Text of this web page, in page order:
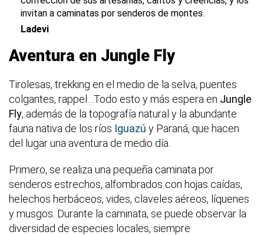
invitan a caminatas por senderos de montes.
Ladevi
Aventura en Jungle Fly
Tirolesas, trekking en el medio de la selva, puentes
colgantes, rappel…Todo esto y más espera en Jungle
Fly, además de la topografía natural y la abundante
fauna nativa de los ríos Iguazú y Paraná, que hacen
del lugar una aventura de medio día.
Primero, se realiza una pequeña caminata por
senderos estrechos, alfombrados con hojas caídas,
helechos herbáceos, vides, claveles aéreos, líquenes
y musgos. Durante la caminata, se puede observar la
diversidad de especies locales, siempre